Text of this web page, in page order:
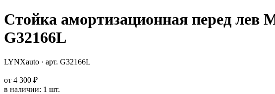
Стойка амортизационная перед лев
G32166L
LYNXauto · арт. G32166L
от 4 300 ₽
в наличии: 1 шт.